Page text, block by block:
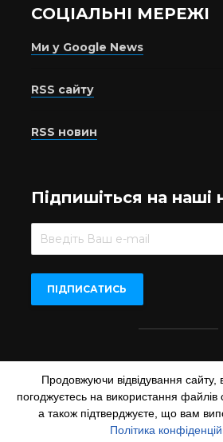
СОЦІАЛЬНІ МЕРЕЖІ
Ми у Google News
RSS сайту
RSS новин
Підпишіться на наші
Beer.UA © 2016-
При копіюванні матеріалів з
відкрите для пошукових систем
www.beer.ua
Продовжуючи відвідування сайту,
погоджуєтесь на використання файлів
а також підтверджуєте, що вам
Політика